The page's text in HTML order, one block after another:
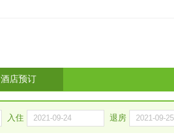
酒店预订
入住 退房